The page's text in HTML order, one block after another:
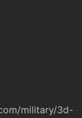
military/3d-